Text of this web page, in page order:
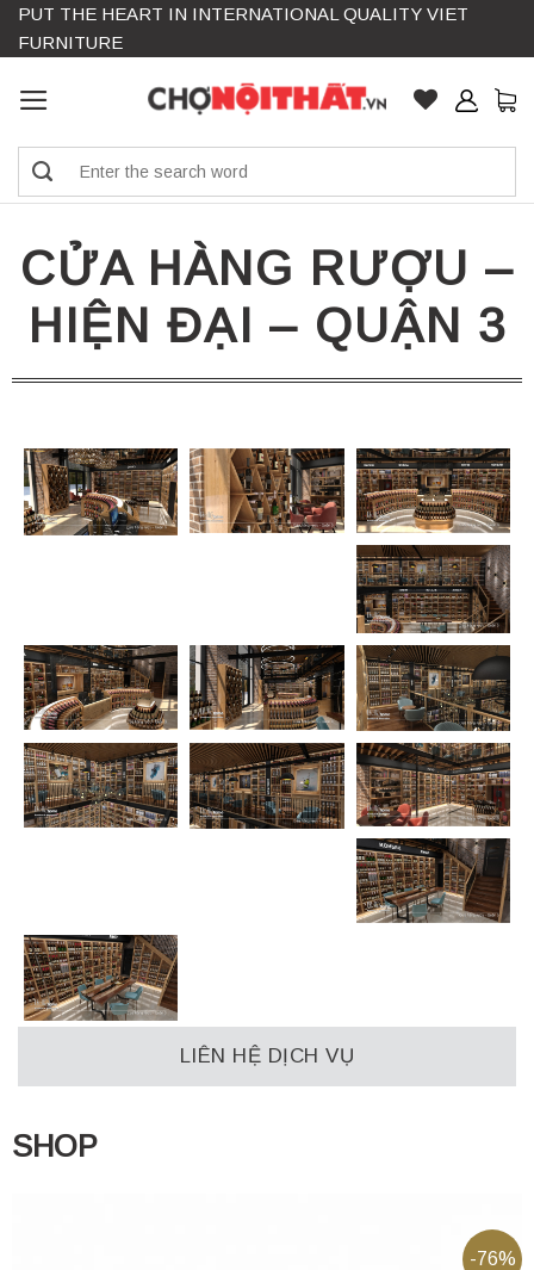
Skip
PUT THE HEART IN INTERNATIONAL QUALITY VIET
FURNITURE
CỬA HÀNG RƯỢU –
HIỆN ĐẠI – QUẬN 3
LIÊN HỆ DỊCH VỤ
SHOP
-76%